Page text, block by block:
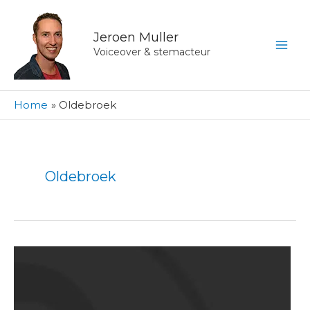
inhoud
Jeroen Muller
Voiceover & stemacteur
Home Oldebroek
Oldebroek